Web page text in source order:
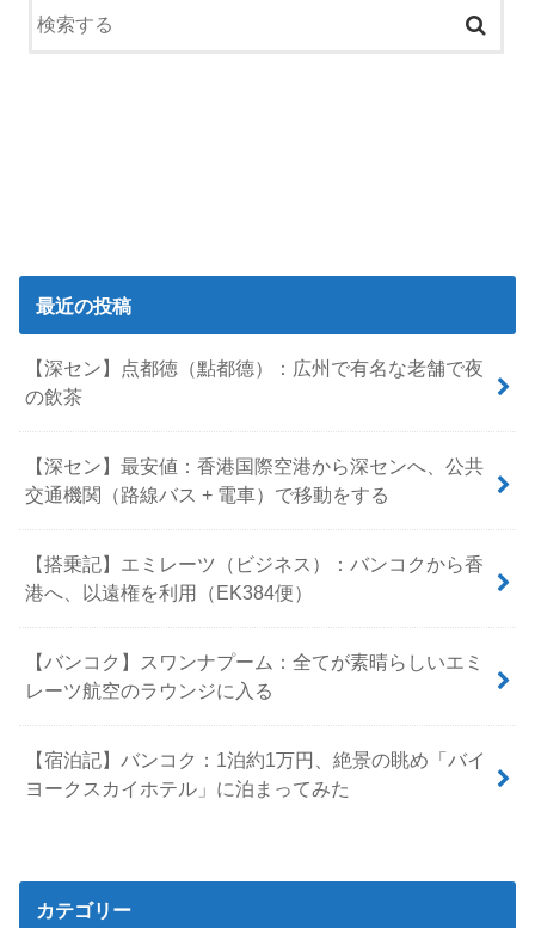
最近の投稿
【深セン】点都徳（點都德）：広州で有名な老舗で夜
の飲茶
【深セン】最安値：香港国際空港から深センへ、公共
交通機関（路線バス + 電車）で移動をする
【搭乗記】エミレーツ（ビジネス）：バンコクから香
港へ、以遠権を利用（EK384便）
【バンコク】スワンナプーム：全てが素晴らしいエミ
レーツ航空のラウンジに入る
【宿泊記】バンコク：1泊約1万円、絶景の眺め「バイ
ヨークスカイホテル」に泊まってみた
カテゴリー